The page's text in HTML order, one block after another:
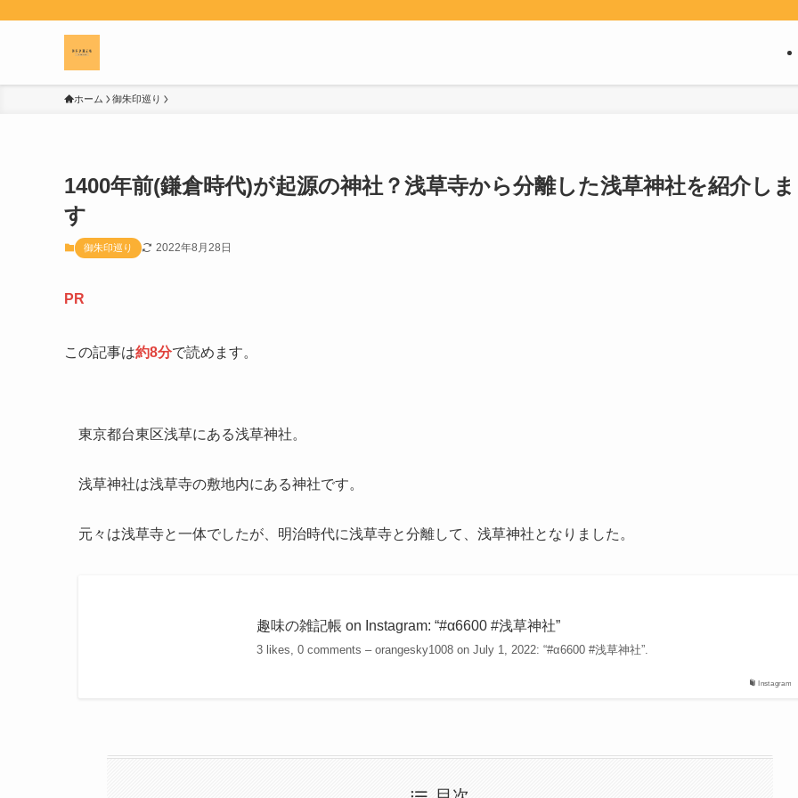
ホーム 御朱印巡り
1400年前(鎌倉時代)が起源の神社？浅草寺から分離した浅草神社を紹介しま
す
御朱印巡り 2022年8月28日
PR
この記事は約8分で読めます。
東京都台東区浅草にある浅草神社。
浅草神社は浅草寺の敷地内にある神社です。
元々は浅草寺と一体でしたが、明治時代に浅草寺と分離して、浅草神社となりました。
Instagram
趣味の雑記帳 on Instagram: “#α6600 #浅草神社”
3 likes, 0 comments – orangesky1008 on July 1, 2022: “#α6600 #浅草神社”.